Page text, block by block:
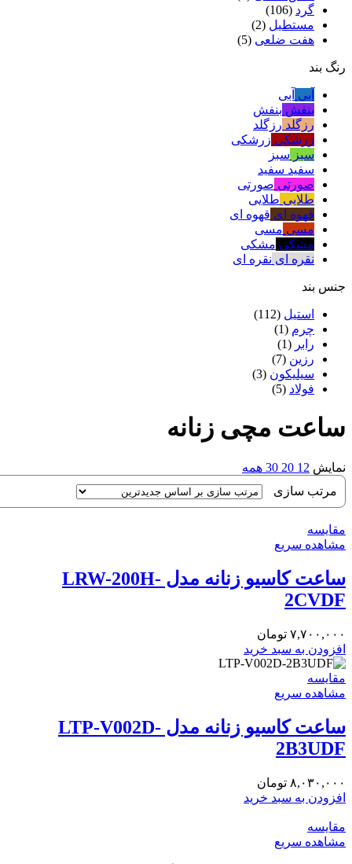
گرد (106)
مستطیل (2)
هفت ضلعی (5)
رنگ بند
آبی آبی
بنفش بنفش
رزگلد رزگلد
زرشکی زرشکی
سبز سبز
سفید سفید
صورتی صورتی
طلایی طلایی
قهوه ای قهوه ای
مسی مسی
مشکی مشکی
نقره ای نقره ای
جنس بند
استیل (112)
چرم (1)
رابر (1)
رزین (7)
سیلیکون (3)
فولاد (5)
ساعت مچی زنانه
نمایش 12
20
30 همه
مقایسه
مشاهده سریع
ساعت کاسیو زنانه مدل LRW-200H-
2CVDF
۷,۷۰۰,۰۰۰ تومان
افزودن به سبد خرید
مقایسه
مشاهده سریع
ساعت کاسیو زنانه مدل LTP-V002D-
2B3UDF
۸,۰۳۰,۰۰۰ تومان
افزودن به سبد خرید
مقایسه
مشاهده سریع